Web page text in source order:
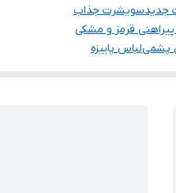
جدیدسویشرت جذاب
قرمز و مشکی
پشمیلباس پاییزه